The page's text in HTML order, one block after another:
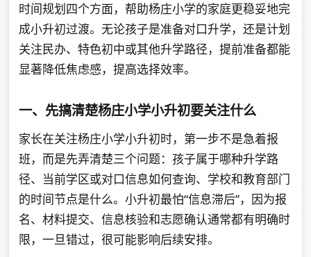
时间规划四个方面，帮助杨庄小学的家庭更稳妥地完
成小升初过渡。无论孩子是准备对口升学，还是计划
关注民办、特色初中或其他升学路径，提前准备都能
显著降低焦虑感，提高选择效率。
一、先搞清楚杨庄小学小升初要关注什么
家长在关注杨庄小学小升初时，第一步不是急着报
班，而是先弄清楚三个问题：孩子属于哪种升学路
径、当前学区或对口信息如何查询、学校和教育部门
的时间节点是什么。小升初最怕“信息滞后”，因为报
名、材料提交、信息核验和志愿确认通常都有明确时
限，一旦错过，很可能影响后续安排。